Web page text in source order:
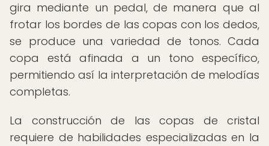
gira mediante un pedal, de manera que al
frotar los bordes de las copas con los dedos,
se produce una variedad de tonos. Cada
copa está afinada a un tono específico,
permitiendo así la interpretación de melodías
completas.
La construcción de las copas de cristal
requiere de habilidades especializadas en la